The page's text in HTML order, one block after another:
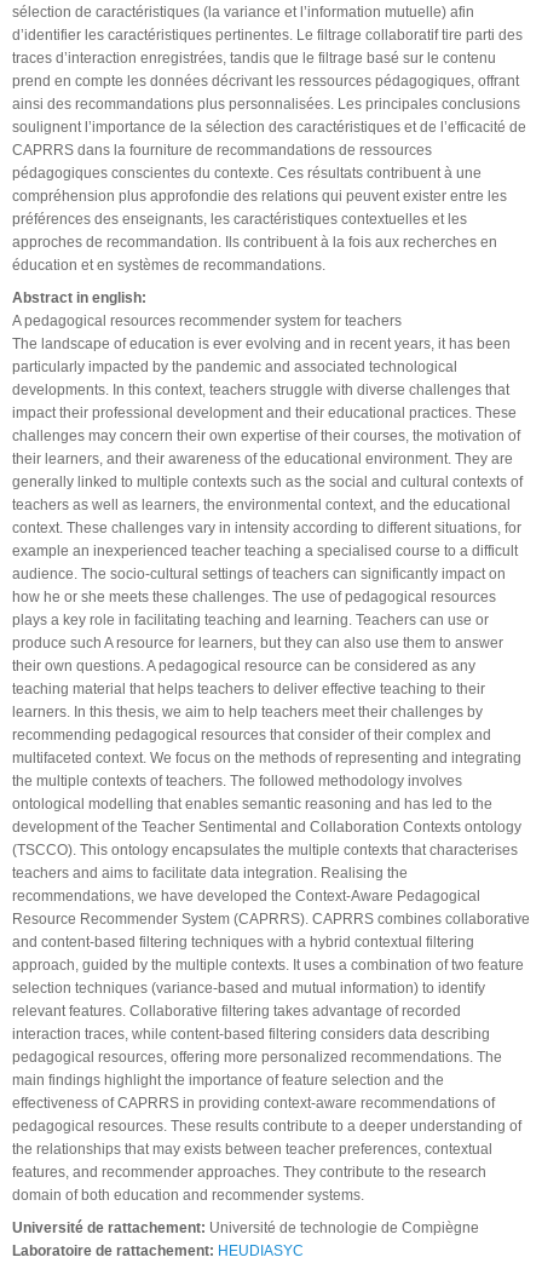
sélection de caractéristiques (la variance et l’information mutuelle) afin
d’identifier les caractéristiques pertinentes. Le filtrage collaboratif tire parti des
traces d’interaction enregistrées, tandis que le filtrage basé sur le contenu
prend en compte les données décrivant les ressources pédagogiques, offrant
ainsi des recommandations plus personnalisées. Les principales conclusions
soulignent l’importance de la sélection des caractéristiques et de l’efficacité de
CAPRRS dans la fourniture de recommandations de ressources
pédagogiques conscientes du contexte. Ces résultats contribuent à une
compréhension plus approfondie des relations qui peuvent exister entre les
préférences des enseignants, les caractéristiques contextuelles et les
approches de recommandation. Ils contribuent à la fois aux recherches en
éducation et en systèmes de recommandations.
Abstract in english:
A pedagogical resources recommender system for teachers
The landscape of education is ever evolving and in recent years, it has been
particularly impacted by the pandemic and associated technological
developments. In this context, teachers struggle with diverse challenges that
impact their professional development and their educational practices. These
challenges may concern their own expertise of their courses, the motivation of
their learners, and their awareness of the educational environment. They are
generally linked to multiple contexts such as the social and cultural contexts of
teachers as well as learners, the environmental context, and the educational
context. These challenges vary in intensity according to different situations, for
example an inexperienced teacher teaching a specialised course to a difficult
audience. The socio-cultural settings of teachers can significantly impact on
how he or she meets these challenges. The use of pedagogical resources
plays a key role in facilitating teaching and learning. Teachers can use or
produce such A resource for learners, but they can also use them to answer
their own questions. A pedagogical resource can be considered as any
teaching material that helps teachers to deliver effective teaching to their
learners. In this thesis, we aim to help teachers meet their challenges by
recommending pedagogical resources that consider of their complex and
multifaceted context. We focus on the methods of representing and integrating
the multiple contexts of teachers. The followed methodology involves
ontological modelling that enables semantic reasoning and has led to the
development of the Teacher Sentimental and Collaboration Contexts ontology
(TSCCO). This ontology encapsulates the multiple contexts that characterises
teachers and aims to facilitate data integration. Realising the
recommendations, we have developed the Context-Aware Pedagogical
Resource Recommender System (CAPRRS). CAPRRS combines collaborative
and content-based filtering techniques with a hybrid contextual filtering
approach, guided by the multiple contexts. It uses a combination of two feature
selection techniques (variance-based and mutual information) to identify
relevant features. Collaborative filtering takes advantage of recorded
interaction traces, while content-based filtering considers data describing
pedagogical resources, offering more personalized recommendations. The
main findings highlight the importance of feature selection and the
effectiveness of CAPRRS in providing context-aware recommendations of
pedagogical resources. These results contribute to a deeper understanding of
the relationships that may exists between teacher preferences, contextual
features, and recommender approaches. They contribute to the research
domain of both education and recommender systems.
Université de rattachement: Université de technologie de Compiègne
Laboratoire de rattachement: HEUDIASYC